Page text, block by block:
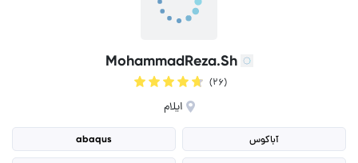
MohammadReza.Sh
(۲۶)
ایلام
آباکوس abaqus